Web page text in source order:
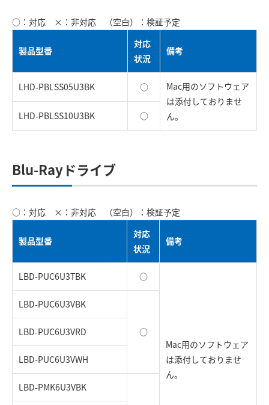
○：対応 ×：非対応 （空白）：検証予定
製品型番
対応
状況
備考
LHD-PBLSS05U3BK ○
Mac用のソフトウェア
は添付しておりませ
ん。
LHD-PBLSS10U3BK ○
Blu-Rayドライブ
○：対応 ×：非対応 （空白）：検証予定
製品型番
対応
状況
備考
LBD-PUC6U3TBK ○
Mac用のソフトウェア
は添付しておりませ
ん。
LBD-PUC6U3VBK
○
LBD-PUC6U3VRD
LBD-PUC6U3VWH
LBD-PMK6U3VBK